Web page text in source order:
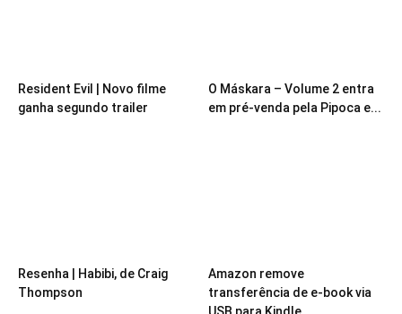
Resident Evil | Novo filme
ganha segundo trailer
O Máskara – Volume 2 entra
em pré-venda pela Pipoca e...
Resenha | Habibi, de Craig
Thompson
Amazon remove
transferência de e-book via